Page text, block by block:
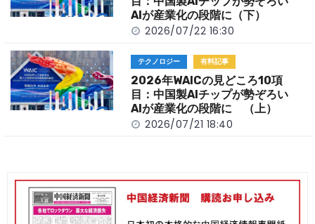
AIが産業化の段階に（下）
2026/07/22 16:30
テクノロジー 有料記事
2026年WAICの見どころ10項
目：中国製AIチップが勢ぞろい
AIが産業化の段階に （上）
2026/07/21 18:40